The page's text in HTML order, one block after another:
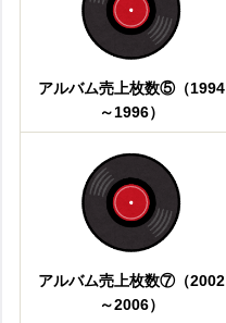
アルバム売上枚数⑤（1994
～1996）
アルバム売上枚数⑦（2002
～2006）